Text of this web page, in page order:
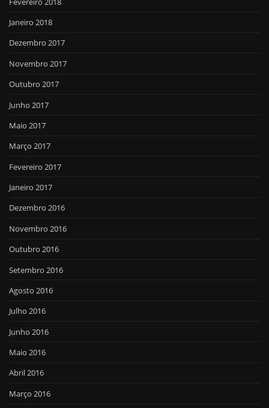
Janeiro 2018
Dezembro 2017
Novembro 2017
Outubro 2017
Junho 2017
Maio 2017
Março 2017
Fevereiro 2017
Janeiro 2017
Dezembro 2016
Novembro 2016
Outubro 2016
Setembro 2016
Agosto 2016
Julho 2016
Junho 2016
Maio 2016
Abril 2016
Março 2016